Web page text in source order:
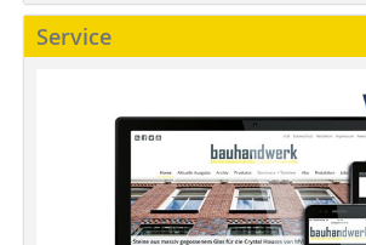
Service